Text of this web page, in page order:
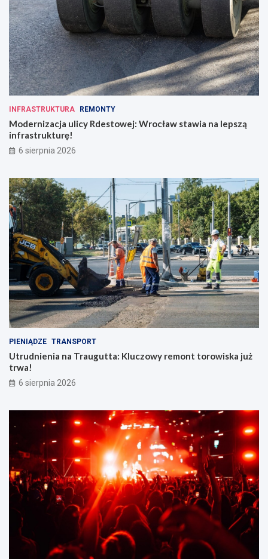
INFRASTRUKTURA REMONTY
Modernizacja ulicy Rdestowej: Wrocław stawia na lepszą
infrastrukturę!
6 sierpnia 2026
PIENIĄDZE TRANSPORT
Utrudnienia na Traugutta: Kluczowy remont torowiska już
trwa!
6 sierpnia 2026